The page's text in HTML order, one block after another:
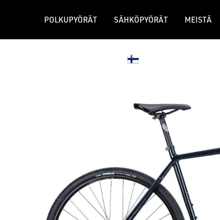
POLKUPYÖRÄT SÄHKÖPYÖRÄT MEISTÄ